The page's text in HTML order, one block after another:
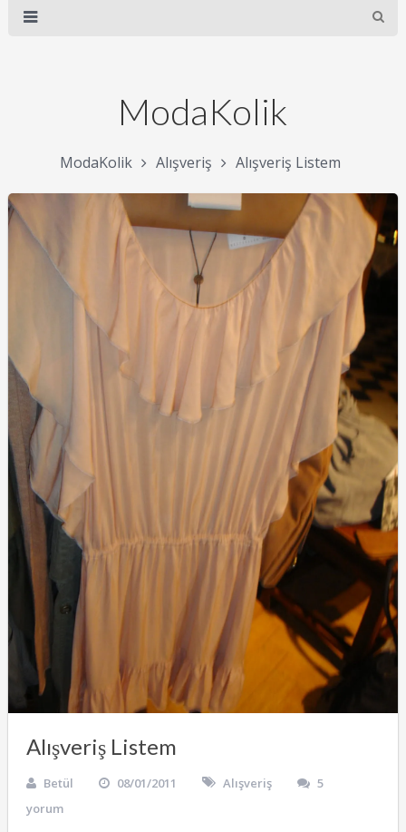
ModaKolik
ModaKolik Alışveriş Alışveriş Listem
Alışveriş Listem
Betül 08/01/2011 Alışveriş
5
yorum